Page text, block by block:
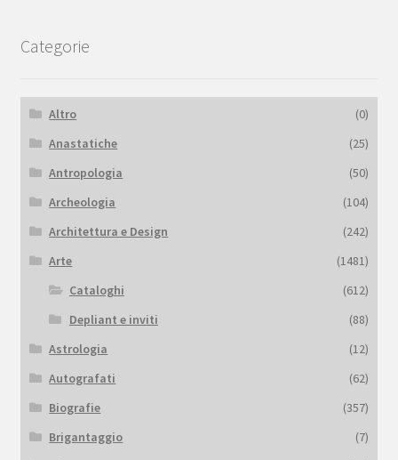
Categorie
Altro
(0)
Anastatiche
(25)
Antropologia
(50)
Archeologia
(104)
Architettura e Design
(242)
Arte
(1481)
Cataloghi
(612)
Depliant e inviti
(88)
Astrologia
(12)
Autografati
(62)
Biografie
(357)
Brigantaggio
(7)